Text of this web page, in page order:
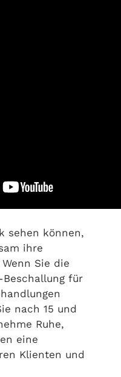
sehen können,
ihre
Sie die
für
nach 15 und
Ruhe,
eine
Klienten und